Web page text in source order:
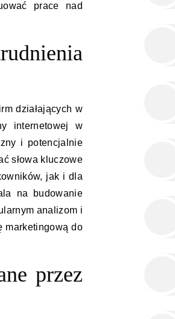
prace nad
działających w
internetowej w
i potencjalnie
słowa kluczowe
jak i dla
na budowanie
analizom i
marketingową do
przez